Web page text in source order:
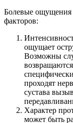
Болевые ощущения
факторов:
ощущает
Возможны
проходят
сустава
Характер
может быть